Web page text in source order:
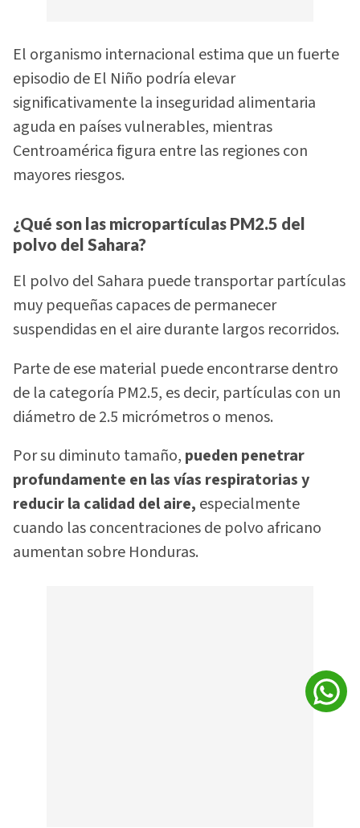
El organismo internacional estima que un fuerte
episodio de El Niño podría elevar
significativamente la inseguridad alimentaria
aguda en países vulnerables, mientras
Centroamérica figura entre las regiones con
mayores riesgos.
¿Qué son las micropartículas PM2.5 del
polvo del Sahara?
El polvo del Sahara puede transportar partículas
muy pequeñas capaces de permanecer
suspendidas en el aire durante largos recorridos.
Parte de ese material puede encontrarse dentro
de la categoría PM2.5, es decir, partículas con un
diámetro de 2.5 micrómetros o menos.
Por su diminuto tamaño, pueden penetrar
profundamente en las vías respiratorias y
reducir la calidad del aire, especialmente
cuando las concentraciones de polvo africano
aumentan sobre Honduras.